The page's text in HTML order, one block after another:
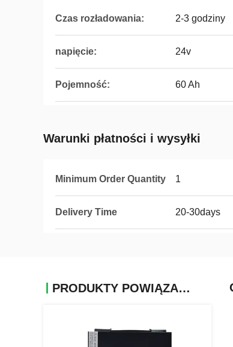
Czas rozładowania: 2-3 godziny
napięcie: 24v
Pojemność: 60 Ah
Warunki płatności i wysyłki
Minimum Order Quantity 1
Delivery Time 20-30days
PRODUKTY POWIĄZANE